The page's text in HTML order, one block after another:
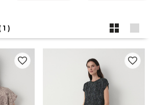
Filtruj i sortuj ( 1 )